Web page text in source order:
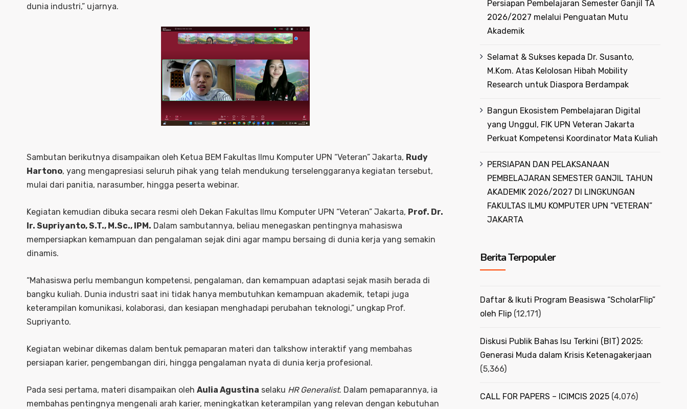
dunia industri,” ujarnya.
Sambutan berikutnya disampaikan oleh Ketua BEM Fakultas Ilmu Komputer UPN “Veteran” Jakarta, Rudy
Hartono, yang mengapresiasi seluruh pihak yang telah mendukung terselenggaranya kegiatan tersebut,
mulai dari panitia, narasumber, hingga peserta webinar.
Kegiatan kemudian dibuka secara resmi oleh Dekan Fakultas Ilmu Komputer UPN “Veteran” Jakarta, Prof. Dr.
Ir. Supriyanto, S.T., M.Sc., IPM. Dalam sambutannya, beliau menegaskan pentingnya mahasiswa
mempersiapkan kemampuan dan pengalaman sejak dini agar mampu bersaing di dunia kerja yang semakin
dinamis.
“Mahasiswa perlu membangun kompetensi, pengalaman, dan kemampuan adaptasi sejak masih berada di
bangku kuliah. Dunia industri saat ini tidak hanya membutuhkan kemampuan akademik, tetapi juga
keterampilan komunikasi, kolaborasi, dan kesiapan menghadapi perubahan teknologi,” ungkap Prof.
Supriyanto.
Kegiatan webinar dikemas dalam bentuk pemaparan materi dan talkshow interaktif yang membahas
persiapan karier, pengembangan diri, hingga pengalaman nyata di dunia kerja profesional.
Pada sesi pertama, materi disampaikan oleh Aulia Agustina selaku HR Generalist. Dalam pemaparannya, ia
membahas pentingnya mengenali arah karier, meningkatkan keterampilan yang relevan dengan kebutuhan
Persiapan Pembelajaran Semester Ganjil TA
2026/2027 melalui Penguatan Mutu
Akademik
Selamat & Sukses kepada Dr. Susanto,
M.Kom. Atas Kelolosan Hibah Mobility
Research untuk Diaspora Berdampak
Bangun Ekosistem Pembelajaran Digital
yang Unggul, FIK UPN Veteran Jakarta
Perkuat Kompetensi Koordinator Mata Kuliah
PERSIAPAN DAN PELAKSANAAN
PEMBELAJARAN SEMESTER GANJIL TAHUN
AKADEMIK 2026/2027 DI LINGKUNGAN
FAKULTAS ILMU KOMPUTER UPN “VETERAN”
JAKARTA
Berita Terpopuler
Daftar & Ikuti Program Beasiswa “ScholarFlip”
oleh Flip (12,171)
Diskusi Publik Bahas Isu Terkini (BIT) 2025:
Generasi Muda dalam Krisis Ketenagakerjaan
(5,366)
CALL FOR PAPERS – ICIMCIS 2025 (4,076)